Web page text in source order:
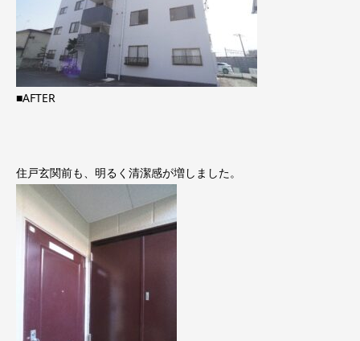
■AFTER
住戸玄関前も、明るく清潔感が増しました。